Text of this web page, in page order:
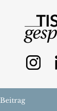
Beitrag